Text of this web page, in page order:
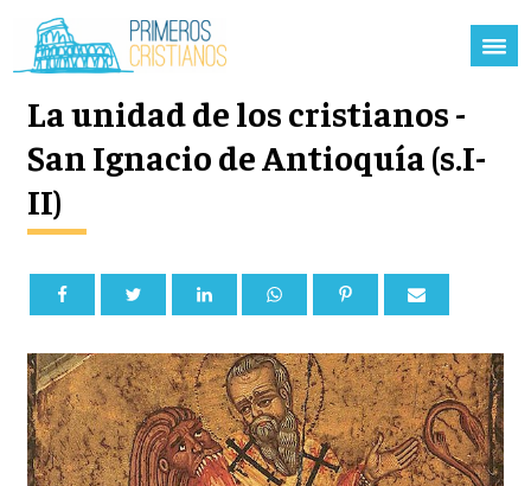
La unidad de los cristianos -
San Ignacio de Antioquía (s.I-
II)